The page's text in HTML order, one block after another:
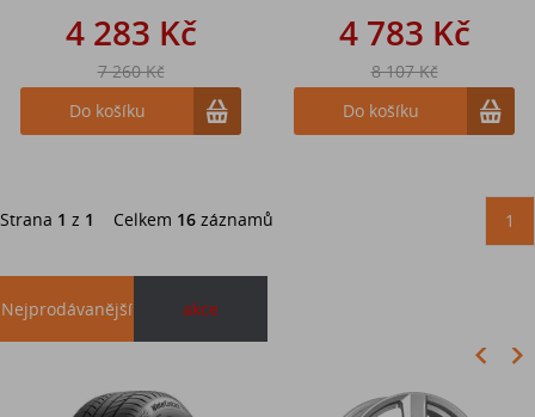
4 283 Kč
7 260 Kč
Do košíku
4 783 Kč
8 107 Kč
Do košíku
Strana 1 z 1 Celkem 16 záznamů 1
Nejprodávanější akce